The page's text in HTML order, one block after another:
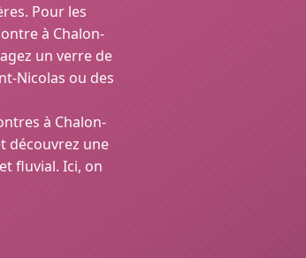
Pour les
à Chalon-
un verre de
Nicolas ou des
à Chalon-
découvrez une
fluvial. Ici, on